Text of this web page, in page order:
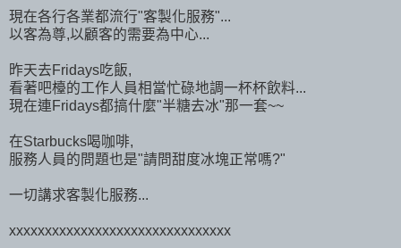
現在各行各業都流行"客製化服務"...
以客為尊,以顧客的需要為中心...
昨天去Fridays吃飯,
看著吧檯的工作人員相當忙碌地調一杯杯飲料...
現在連Fridays都搞什麼"半糖去冰"那一套~~
在Starbucks喝咖啡,
服務人員的問題也是"請問甜度冰塊正常嗎?"
一切講求客製化服務...
xxxxxxxxxxxxxxxxxxxxxxxxxxxxxxx